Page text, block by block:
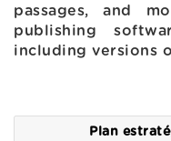
passages, and
publishing
including versions
Plan